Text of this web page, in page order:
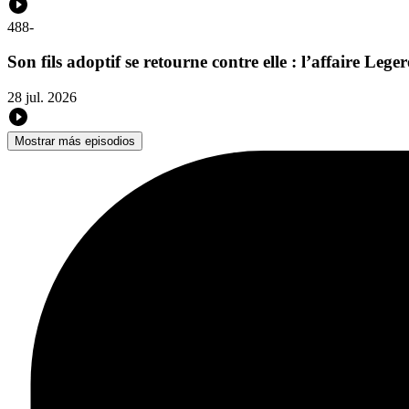
488-
Son fils adoptif se retourne contre elle : l’affaire
28 jul. 2026
Mostrar más episodios